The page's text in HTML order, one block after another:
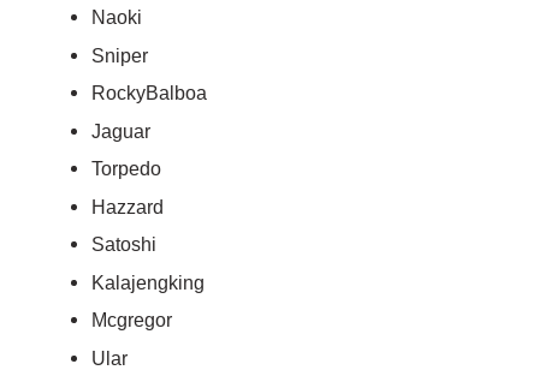
Naoki
Sniper
RockyBalboa
Jaguar
Torpedo
Hazzard
Satoshi
Kalajengking
Mcgregor
Ular